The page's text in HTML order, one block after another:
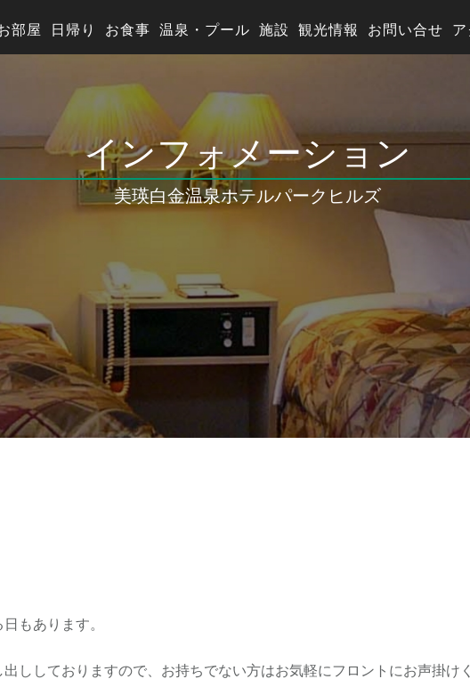
インフォメーション
美瑛白金温泉ホテルパークヒルズ
部屋 日帰り お食事 温泉・プール 施設 観光情報 お問い合せ ア
もあります。
ししておりますので、お持ちでない方はお気軽にフロントにお声掛けく